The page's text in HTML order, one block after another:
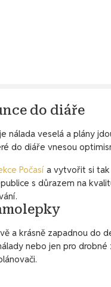
do diáře
nálada veselá a plány
do diáře vnesou
Počasí a vytvořit si
s důrazem na
a krásně zapadnou do
nebo jen pro